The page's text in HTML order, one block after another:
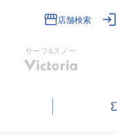
店舗検索
サーフ&スノー